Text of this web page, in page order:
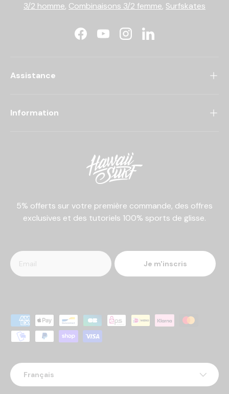
3/2 homme, Combinaisons 3/2 femme, Surfskates
FacebookYouTubeInstagramLinkedIn
Assistance
Information
5% offerts sur votre première commande, des offres
exclusives et des tutoriels 100% sports de glisse.
Je m'inscris
Moyens de paiement acceptés
Langue
Français